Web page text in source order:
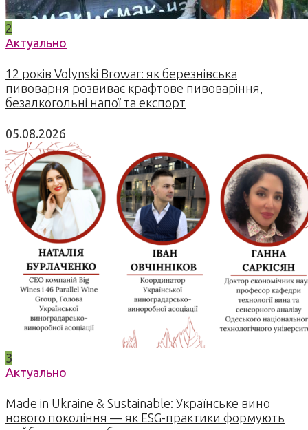
2
Актуально
12 років Volynski Browar: як березнівська
пивоварня розвиває крафтове пивоваріння,
безалкогольні напої та експорт
05.08.2026
3
Актуально
Made in Ukraine & Sustainable: Українське вино
нового покоління — як ESG-практики формують